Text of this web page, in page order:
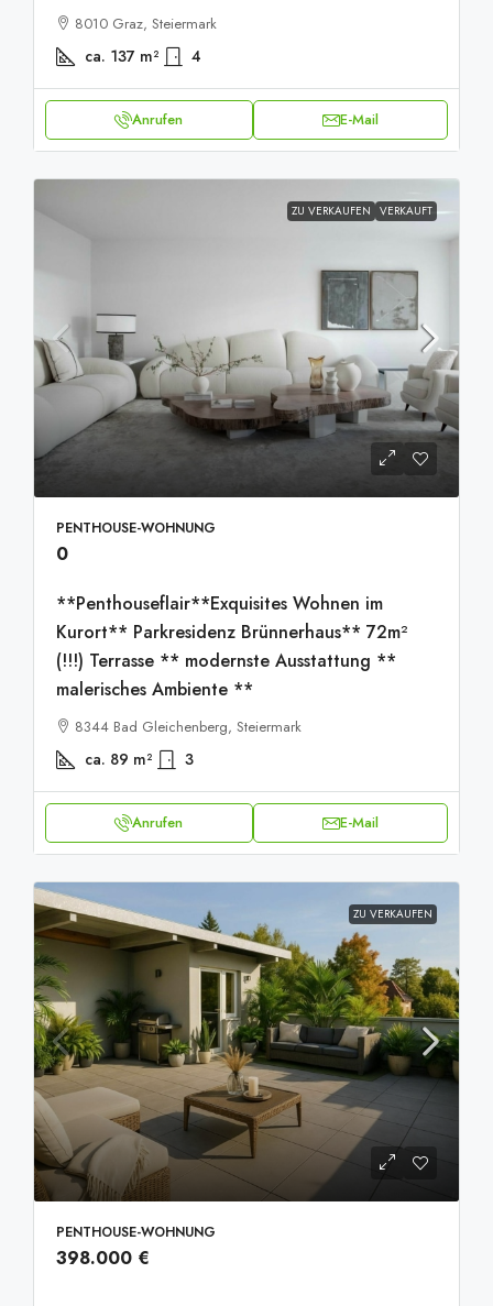
8010 Graz, Steiermark
ca. 137 m² 4
Anrufen E-Mail
ZU VERKAUFEN VERKAUFT
PENTHOUSE-WOHNUNG
0
**Penthouseflair**Exquisites Wohnen im
Kurort** Parkresidenz Brünnerhaus** 72m²
(!!!) Terrasse ** modernste Ausstattung **
malerisches Ambiente **
8344 Bad Gleichenberg, Steiermark
ca. 89 m² 3
Anrufen E-Mail
ZU VERKAUFEN
PENTHOUSE-WOHNUNG
398.000 €